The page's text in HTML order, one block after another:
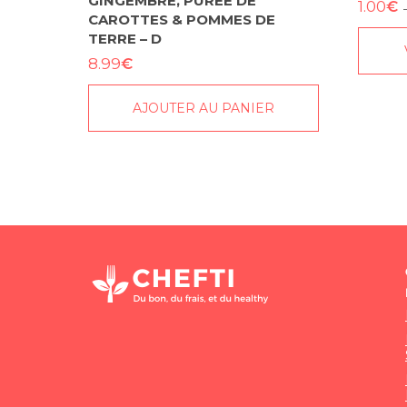
CAROTTES & POMMES DE
TERRE – D
8.99€
AJOUTER AU PANIER
1.00€ –